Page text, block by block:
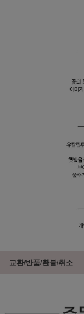
교환/반품/환불/취소